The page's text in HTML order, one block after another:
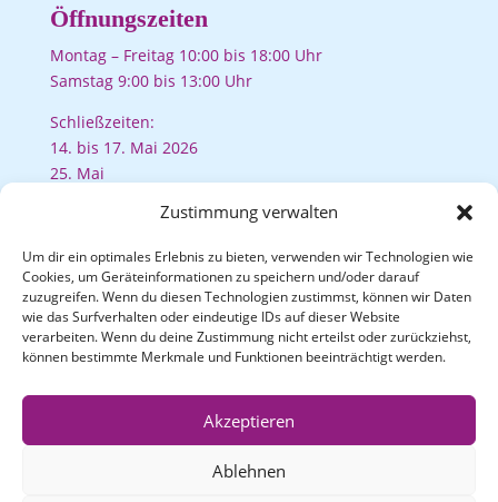
Zustimmung verwalten
Um dir ein optimales Erlebnis zu bieten, verwenden wir Technologien wie
Cookies, um Geräteinformationen zu speichern und/oder darauf
zuzugreifen. Wenn du diesen Technologien zustimmst, können wir Daten
wie das Surfverhalten oder eindeutige IDs auf dieser Website
verarbeiten. Wenn du deine Zustimmung nicht erteilst oder zurückziehst,
können bestimmte Merkmale und Funktionen beeinträchtigt werden.
Akzeptieren
Ablehnen
Öffnungszeiten
Montag – Freitag 10:00 bis 18:00 Uhr
Samstag 9:00 bis 13:00 Uhr
Schließzeiten:
14. bis 17. Mai 2026
25. Mai
10. bis 23. August
Rechtliches
Impressum
Cookie Richtlinie